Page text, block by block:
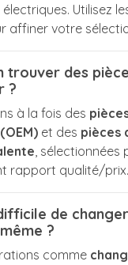
Utilisez
affiner votre
trouver des
?
à la fois des
et des pièces
, sélectionnées
rapport qualité/prix.
de
?
comme